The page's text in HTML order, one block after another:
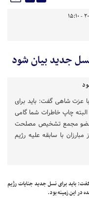
جدید بیان شود
شاهی گفت: باید برای
چاپ خاطرات شما گامی
عضو مجمع تشخیص مصلحت
با سابقه علیه رژیم
باید برای نسل جدید جنایات رژیم
در این زمینه بود.